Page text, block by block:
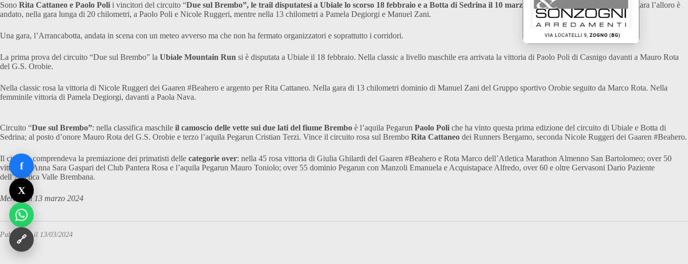
Sono Rita Cattaneo e Paolo Poli i vincitori del circuito “Due sul Brembo”, le trail disputatesi a Ubiale lo scorso 18 febbraio e a Botta di Sedrina il 10 marzo (Arrancabotta).
In quest’ultima gara l’alloro è
andato, nella gara lunga di 20 chilometri, a Paolo Poli e Nicole Ruggeri, mentre nella 13 chilometri a Pamela Degiorgi e Manuel Zani.
Una gara, l’Arrancabotta, andata in scena con un meteo avverso ma che non ha fermato organizzatori e soprattutto i corridori.
La prima prova del circuito “Due sul Brembo” la Ubiale Mountain Run si è disputata a Ubiale il 18 febbraio. Nella classic a livello maschile era arrivata la vittoria di Paolo Poli di Casnigo davanti a Mauro Rota
del G.S. Orobie.
Nella classic rosa la vittoria di Nicole Ruggeri dei Gaaren #Beahero e argento per Rita Cattaneo. Nella gara di 13 chilometri dominio di Manuel Zani del Gruppo sportivo Orobie seguito da Marco Rota. Nella
femminile vittoria di Pamela Degiorgi, davanti a Paola Nava.
Circuito “Due sul Brembo”: nella classifica maschile il camoscio delle vette sui due lati del fiume Brembo è l’aquila Pegarun Paolo Poli che ha vinto questa prima edizione del circuito di Ubiale e Botta di
Sedrina; al posto d’onore Mauro Rota del G.S. Orobie e terzo l’aquila Pegarun Cristian Terzi. Vince il circuito rosa sul Brembo Rita Cattaneo dei Runners Bergamo, seconda Nicole Ruggeri dei Gaaren #Beahero.
Il circuito comprendeva la premiazione dei primatisti delle categorie over: nella 45 rosa vittoria di Giulia Ghilardi del Gaaren #Beahero e Rota Marco dell’Atletica Marathon Almenno San Bartolomeo; over 50
vittoria di Anna Sara Gaspari del Club Pantera Rosa e l’aquila Pegarun Mauro Toniolo; over 55 dominio Pegarun con Manzoli Emanuela e Acquistapace Alfredo, over 60 e oltre Gervasoni Dario Paziente
dell’Atletica Valle Brembana.
Mercoledì 13 marzo 2024
Pubblicato il 13/03/2024
f
X
🔗